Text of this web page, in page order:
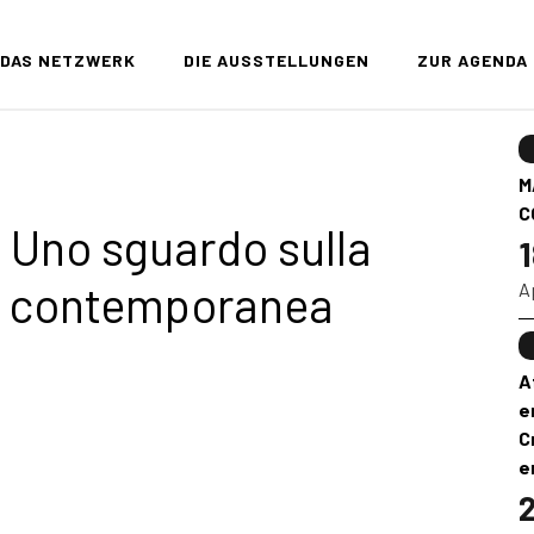
DAS NETZWERK DIE AUSSTELLUNGEN ZUR AGENDA
Uno sguardo sulla